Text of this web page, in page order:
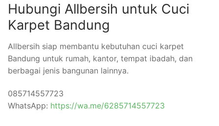
Hubungi Allbersih untuk Cuci
Karpet Bandung
Allbersih siap membantu kebutuhan cuci karpet
Bandung untuk rumah, kantor, tempat ibadah, dan
berbagai jenis bangunan lainnya.
085714557723
WhatsApp: https://wa.me/6285714557723